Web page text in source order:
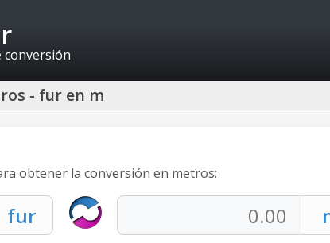
conversión
- fur en m
obtener la conversión en metros: